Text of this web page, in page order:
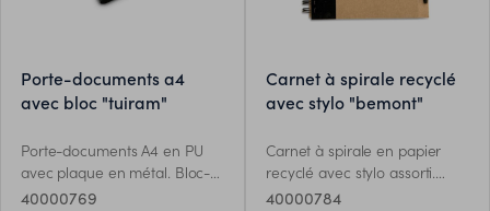
porte-documents a4
avec bloc "tuiram"
Porte-documents A4 en PU
avec plaque en métal. Bloc-
notes de 20 pages compris.
40000769
carnet à spirale recyclé
avec stylo "bemont"
Carnet à spirale en papier
recyclé avec stylo assorti.
Encre bleue.
40000784